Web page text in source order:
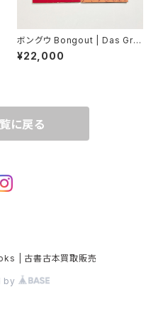
ボングウ Bongout | Das Gro
sse Tier
¥22,000
に戻る
| 古書古本買取販売
by